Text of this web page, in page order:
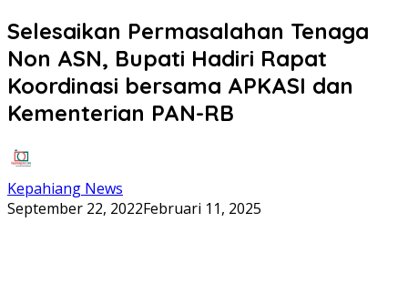
Selesaikan Permasalahan Tenaga
Non ASN, Bupati Hadiri Rapat
Koordinasi bersama APKASI dan
Kementerian PAN-RB
Kepahiang News
September 22, 2022Februari 11, 2025